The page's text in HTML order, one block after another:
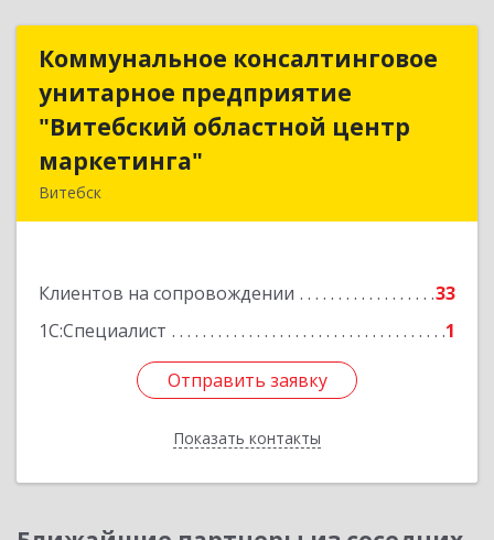
Коммунальное консалтинговое
унитарное предприятие
"Витебский областной центр
маркетинга"
Витебск
Клиентов на сопровождении
33
1С:Специалист
1
Отправить заявку
Показать контакты
Коммунальное консалтинговое
унитарное предприятие
"Витебский областной центр
Подробнее
Отправить заявку
Назад